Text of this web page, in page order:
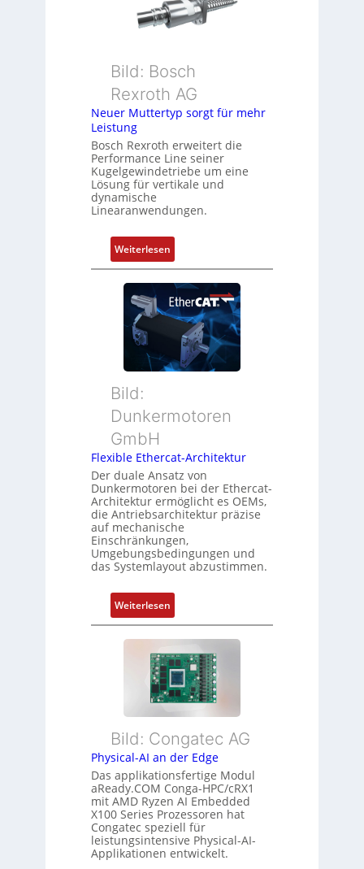
i
o
m
s
u
n
g
n
d
Z
u
s
t
a
s
e
w
a
c
h
u
n
g
h
g
e
k
m
b
i
i
r
t
P
o
s
i
s
s
u
n
g
u
n
Z
u
s
t
a
n
d
ü
b
e
r
w
a
c
h
Bild: Bosch
Rexroth AG
Neuer Muttertyp sorgt für mehr
Leistung
Bosch Rexroth erweitert die
Performance Line seiner
Kugelgewindetriebe um eine
Lösung für vertikale und
dynamische
Linearanwendungen.
Weiterlesen:
N
e
u
e
u
e
t
y
p
s
o
r
g
t
f
ü
r
m
e
h
r
i
s
t
u
n
g
Bild:
Dunkermotoren
GmbH
Flexible Ethercat-Architektur
Der duale Ansatz von
Dunkermotoren bei der Ethercat-
Architektur ermöglicht es OEMs,
die Antriebsarchitektur präzise
auf mechanische
Einschränkungen,
Umgebungsbedingungen und
das Systemlayout abzustimmen.
Weiterlesen:
F
l
e
x
i
b
e
E
t
h
e
r
c
a
Bild: Congatec AG
Physical-AI an der Edge
Das applikationsfertige Modul
aReady.COM Conga-HPC/cRX1
mit AMD Ryzen AI Embedded
X100 Series Prozessoren hat
Congatec speziell für
leistungsintensive Physical-AI-
Applikationen entwickelt.